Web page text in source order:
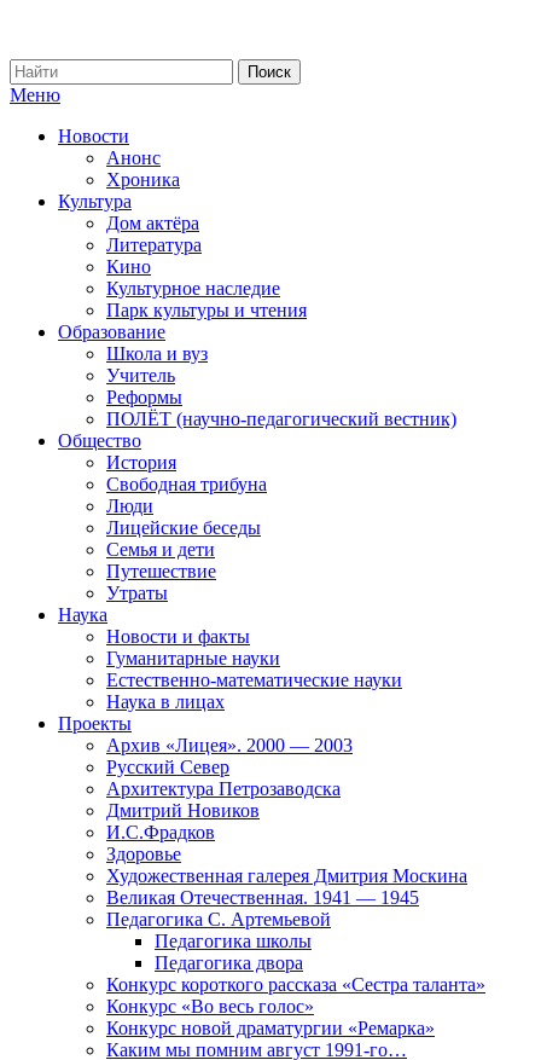
Меню
Новости
Анонс
Хроника
Культура
Дом актёра
Литература
Кино
Культурное наследие
Парк культуры и чтения
Образование
Школа и вуз
Учитель
Реформы
ПОЛЁТ (научно-педагогический вестник)
Общество
История
Свободная трибуна
Люди
Лицейские беседы
Семья и дети
Путешествие
Утраты
Наука
Новости и факты
Гуманитарные науки
Естественно-математические науки
Наука в лицах
Проекты
Архив «Лицея». 2000 — 2003
Русский Север
Архитектура Петрозаводска
Дмитрий Новиков
И.С.Фрадков
Здоровье
Художественная галерея Дмитрия Москина
Великая Отечественная. 1941 — 1945
Педагогика С. Артемьевой
Педагогика школы
Педагогика двора
Конкурс короткого рассказа «Сестра таланта»
Конкурс «Во весь голос»
Конкурс новой драматургии «Ремарка»
Каким мы помним август 1991-го…